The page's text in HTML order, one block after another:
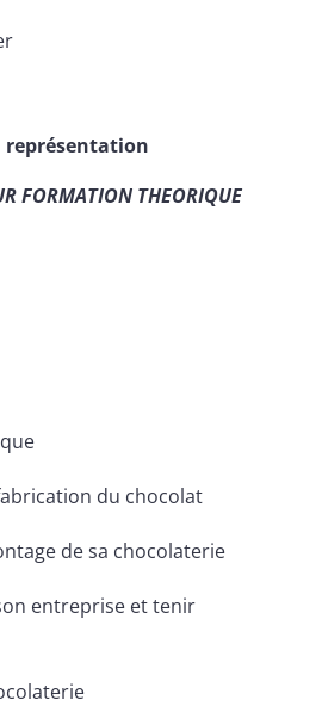
représentation
FORMATION THEORIQUE
du chocolat
de sa chocolaterie
entreprise et tenir